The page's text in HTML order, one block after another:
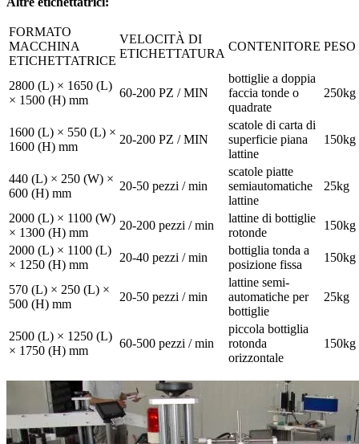
FORMATO
MACCHINA
ETICHETTATRICE
VELOCITÀ DI
ETICHETTATURA
CONTENITORE PESO
2800 (L) × 1650 (L)
× 1500 (H) mm
60-200 PZ / MIN
bottiglie a doppia
faccia tonde o
quadrate
250kg
1600 (L) × 550 (L) ×
1600 (H) mm
20-200 PZ / MIN
scatole di carta di
superficie piana
lattine
150kg
440 (L) × 250 (W) ×
600 (H) mm
20-50 pezzi / min
scatole piatte
semiautomatiche
lattine
25kg
2000 (L) × 1100 (W)
× 1300 (H) mm
20-200 pezzi / min
lattine di bottiglie
rotonde
150kg
2000 (L) × 1100 (L)
× 1250 (H) mm
20-40 pezzi / min
bottiglia tonda a
posizione fissa
150kg
570 (L) × 250 (L) ×
500 (H) mm
20-50 pezzi / min
lattine semi-
automatiche per
bottiglie
25kg
2500 (L) × 1250 (L)
× 1750 (H) mm
60-500 pezzi / min
piccola bottiglia
rotonda
orizzontale
150kg